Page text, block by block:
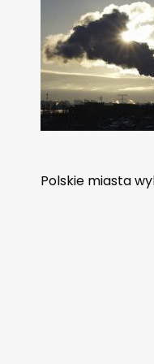
Polskie miasta